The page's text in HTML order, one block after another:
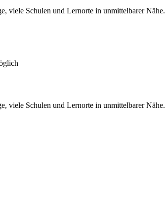
viele Schulen und Lernorte in unmittelbarer Nähe.
viele Schulen und Lernorte in unmittelbarer Nähe.